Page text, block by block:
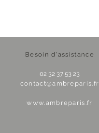
Besoin d'assistance
02 32 37 53 23
contact@ambreparis.fr
www.ambreparis.fr